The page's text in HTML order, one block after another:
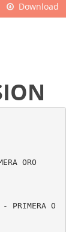
Download
ORO
PRIMERA O